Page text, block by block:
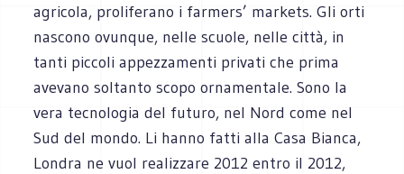
agricola, proliferano i farmers’ markets. Gli orti
nascono ovunque, nelle scuole, nelle città, in
tanti piccoli appezzamenti privati che prima
avevano soltanto scopo ornamentale. Sono la
vera tecnologia del futuro, nel Nord come nel
Sud del mondo. Li hanno fatti alla Casa Bianca,
Londra ne vuol realizzare 2012 entro il 2012,